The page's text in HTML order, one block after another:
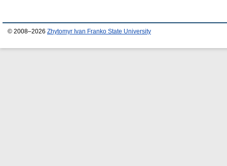
© 2008–2026 Zhytomyr Ivan Franko State University